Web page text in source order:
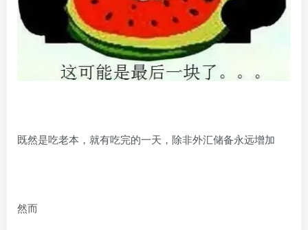
既然是吃老本，就有吃完的一天，除非外汇储备永远增加
然而